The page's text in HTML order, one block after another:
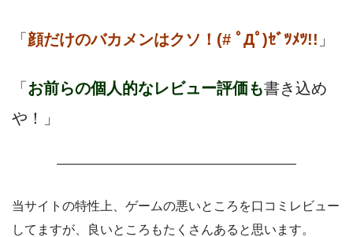
「 顔だけのバカメンはクソ！(# ﾟДﾟ)ｾﾞﾂﾒﾂ!! 」
「 お前らの個人的なレビュー評価も書き込め
や！」
———————————————————
当サイトの特性上、ゲームの悪いところを口コミレビュー
してますが、良いところもたくさんあると思います。